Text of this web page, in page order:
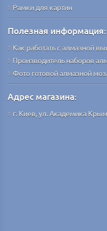
Рамки для картин
Полезная информация:
Как работать с алмазной
Производитель наборов
Фото готовой алмазной
Адрес магазина:
г. Киев, ул. Академика